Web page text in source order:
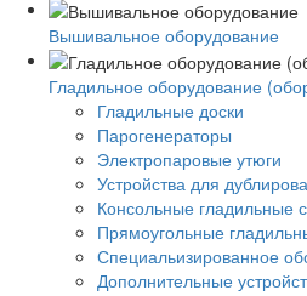
Вышивальное оборудование
Гладильное оборудование
Гладильные доски
Парогенераторы
Электропаровые утюги
Устройства для
Консольные гладильные
Прямоугольные
Специальизированное
Дополнительные